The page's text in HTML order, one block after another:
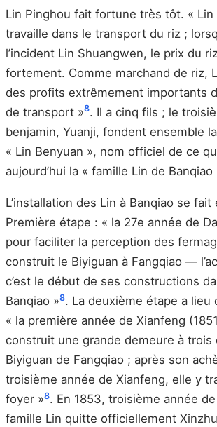
Lin Pinghou fait fortune très tôt. « Lin
travaille dans le transport du riz ;
l’incident Lin Shuangwen, le prix du
fortement. Comme marchand de riz,
des profits extrêmement importants
de transport »8. Il a cinq fils ; le
benjamin, Yuanji, fondent ensemble
« Lin Benyuan », nom officiel de ce
aujourd’hui la « famille Lin de Banqiao
L’installation des Lin à Banqiao se
Première étape : « la 27e année de
pour faciliter la perception des
construit le Biyiguan à Fangqiao —
c’est le début de ses constructions
Banqiao »8. La deuxième étape a lieu
« la première année de Xianfeng
construit une grande demeure à trois
Biyiguan de Fangqiao ; après son
troisième année de Xianfeng, elle y
foyer »8. En 1853, troisième année
famille Lin quitte officiellement